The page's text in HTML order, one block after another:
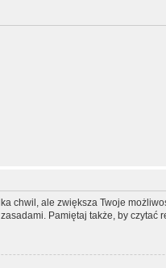
chwil, ale zwiększa Twoje
Pamiętaj także, by czytać